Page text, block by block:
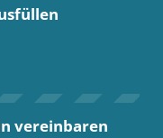
vereinbaren